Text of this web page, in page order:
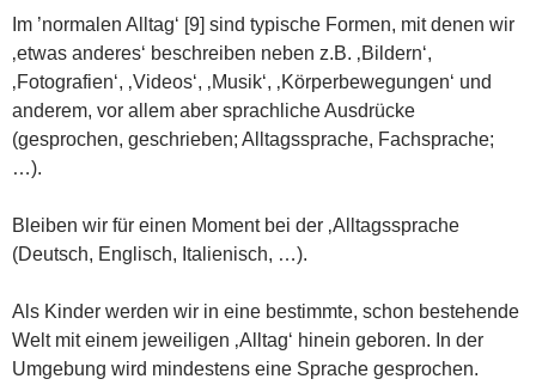
Im ’normalen Alltag‘ [9] sind typische Formen, mit denen wir
‚etwas anderes‘ beschreiben neben z.B. ‚Bildern‘,
‚Fotografien‘, ‚Videos‘, ‚Musik‘, ‚Körperbewegungen‘ und
anderem, vor allem aber sprachliche Ausdrücke
(gesprochen, geschrieben; Alltagssprache, Fachsprache;
…).
Bleiben wir für einen Moment bei der ‚Alltagssprache
(Deutsch, Englisch, Italienisch, …).
Als Kinder werden wir in eine bestimmte, schon bestehende
Welt mit einem jeweiligen ‚Alltag‘ hinein geboren. In der
Umgebung wird mindestens eine Sprache gesprochen.